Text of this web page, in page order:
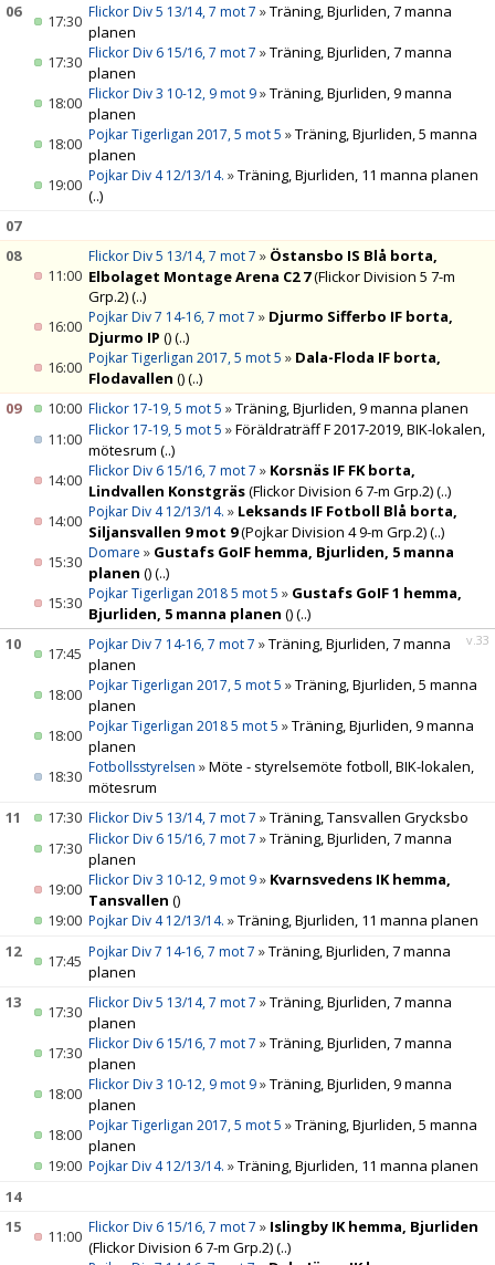
06
17:30 Flickor Div 5 13/14, 7 mot 7 »Träning, Bjurliden, 7 manna
planen
17:30 Flickor Div 6 15/16, 7 mot 7 »Träning, Bjurliden, 7 manna
planen
18:00 Flickor Div 3 10-12, 9 mot 9»Träning, Bjurliden, 9 manna
planen
18:00 Pojkar Tigerligan 2017, 5 mot 5 »Träning, Bjurliden, 5 manna
planen
19:00 Pojkar Div 4 12/13/14. »Träning, Bjurliden, 11 manna planen
(..)
07
08
11:00
Flickor Div 5 13/14, 7 mot 7 » Östansbo IS Blå borta,
Elbolaget Montage Arena C2 7(Flickor Division 5 7-m
Grp.2)(..)
16:00 Pojkar Div 7 14-16, 7 mot 7 » Djurmo Sifferbo IF borta,
Djurmo IP ()(..)
16:00 Pojkar Tigerligan 2017, 5 mot 5 » Dala-Floda IF borta,
Flodavallen ()(..)
09
10:00 Flickor 17-19, 5 mot 5 »Träning, Bjurliden, 9 manna planen
11:00 Flickor 17-19, 5 mot 5 »Föräldraträff F 2017-2019, BIK-lokalen,
mötesrum (..)
14:00 Flickor Div 6 15/16, 7 mot 7 » Korsnäs IF FK borta,
Lindvallen Konstgräs(Flickor Division 6 7-m Grp.2)(..)
14:00 Pojkar Div 4 12/13/14. » Leksands IF Fotboll Blå borta,
Siljansvallen 9 mot 9(Pojkar Division 4 9-m Grp.2)(..)
15:30 Domare » Gustafs GoIF hemma, Bjurliden, 5 manna
planen ()(..)
15:30 Pojkar Tigerligan 2018 5 mot 5 » Gustafs GoIF 1 hemma,
Bjurliden, 5 manna planen ()(..)
v.33
10 17:45 Pojkar Div 7 14-16, 7 mot 7 »Träning, Bjurliden, 7 manna
planen
18:00 Pojkar Tigerligan 2017, 5 mot 5 »Träning, Bjurliden, 5 manna
planen
18:00 Pojkar Tigerligan 2018 5 mot 5 »Träning, Bjurliden, 9 manna
planen
18:30 Fotbollsstyrelsen »Möte - styrelsemöte fotboll, BIK-lokalen,
mötesrum
11
17:30 Flickor Div 5 13/14, 7 mot 7 »Träning, Tansvallen Grycksbo
17:30 Flickor Div 6 15/16, 7 mot 7 »Träning, Bjurliden, 7 manna
planen
19:00 Flickor Div 3 10-12, 9 mot 9» Kvarnsvedens IK hemma,
Tansvallen ()
19:00 Pojkar Div 4 12/13/14. »Träning, Bjurliden, 11 manna planen
12
17:45 Pojkar Div 7 14-16, 7 mot 7 »Träning, Bjurliden, 7 manna
planen
13
17:30 Flickor Div 5 13/14, 7 mot 7 »Träning, Bjurliden, 7 manna
planen
17:30 Flickor Div 6 15/16, 7 mot 7 »Träning, Bjurliden, 7 manna
planen
18:00 Flickor Div 3 10-12, 9 mot 9»Träning, Bjurliden, 9 manna
planen
18:00 Pojkar Tigerligan 2017, 5 mot 5 »Träning, Bjurliden, 5 manna
planen
19:00 Pojkar Div 4 12/13/14. »Träning, Bjurliden, 11 manna planen
14
15
11:00 Flickor Div 6 15/16, 7 mot 7 » Islingby IK hemma, Bjurliden
(Flickor Division 6 7-m Grp.2)(..)